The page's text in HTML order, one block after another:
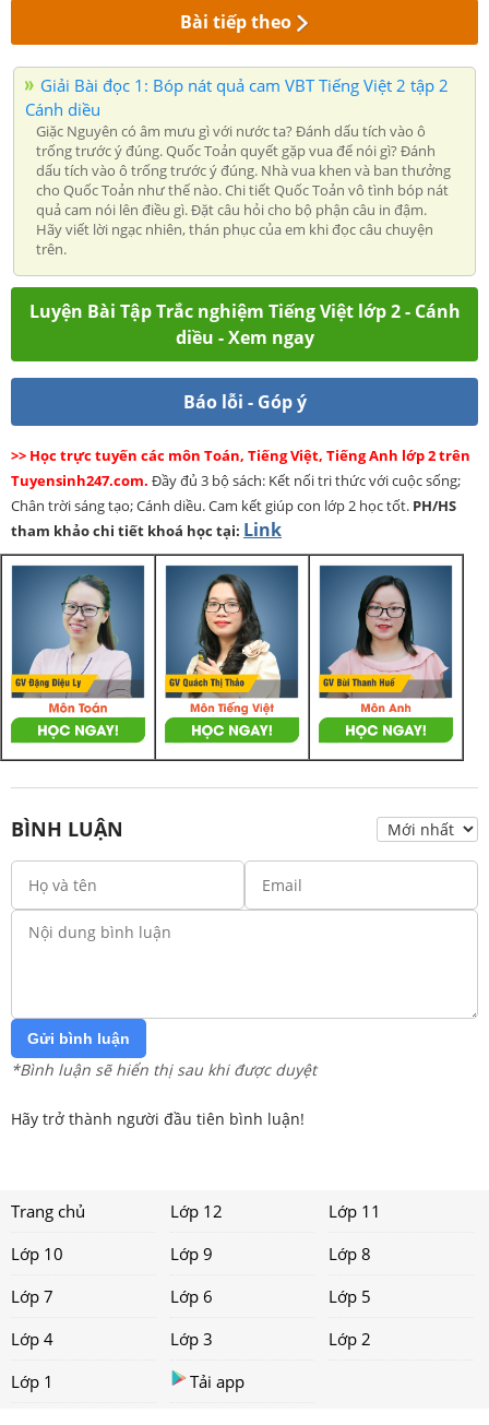
Bài tiếp theo
Giải Bài đọc 1: Bóp nát quả cam VBT Tiếng Việt 2 tập 2
Cánh diều
Giặc Nguyên có âm mưu gì với nước ta? Đánh dấu tích vào ô
trống trước ý đúng. Quốc Toản quyết gặp vua để nói gì? Đánh
dấu tích vào ô trống trước ý đúng. Nhà vua khen và ban thưởng
cho Quốc Toản như thế nào. Chi tiết Quốc Toản vô tình bóp nát
quả cam nói lên điều gì. Đặt câu hỏi cho bộ phận câu in đậm.
Hãy viết lời ngạc nhiên, thán phục của em khi đọc câu chuyện
trên.
Luyện Bài Tập Trắc nghiệm Tiếng Việt lớp 2 - Cánh
diều - Xem ngay
Báo lỗi - Góp ý
>> Học trực tuyến các môn Toán, Tiếng Việt, Tiếng Anh lớp 2 trên
Tuyensinh247.com. Đầy đủ 3 bộ sách: Kết nối tri thức với cuộc sống;
Chân trời sáng tạo; Cánh diều. Cam kết giúp con lớp 2 học tốt. PH/HS
tham khảo chi tiết khoá học tại: Link
BÌNH LUẬN
Gửi bình luận
*Bình luận sẽ hiển thị sau khi được duyệt
Hãy trở thành người đầu tiên bình luận!
Trang chủ Lớp 12
Lớp 11
Lớp 10
Lớp 9
Lớp 8
Lớp 7
Lớp 6
Lớp 5
Lớp 4
Lớp 3
Lớp 2
Lớp 1
Tải app